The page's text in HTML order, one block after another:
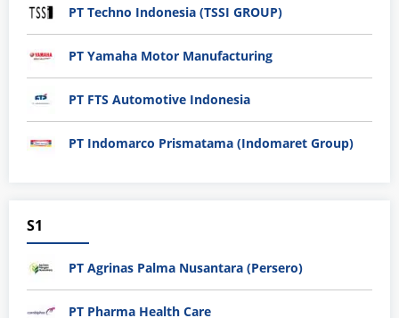
PT Techno Indonesia (TSSI GROUP)
PT Yamaha Motor Manufacturing
PT FTS Automotive Indonesia
PT Indomarco Prismatama (Indomaret Group)
S1
PT Agrinas Palma Nusantara (Persero)
PT Pharma Health Care